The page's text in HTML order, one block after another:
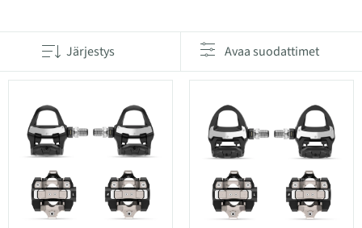
Järjestys Avaa suodattimet